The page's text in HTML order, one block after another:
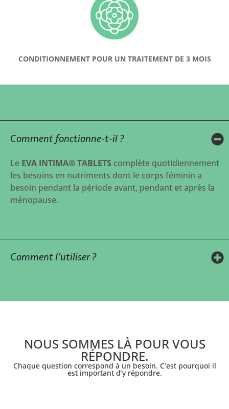
CONDITIONNEMENT POUR UN TRAITEMENT DE 3 MOIS
Comment fonctionne-t-il ?
Le EVA INTIMA® TABLETS complète quotidiennement
les besoins en nutriments dont le corps féminin a
besoin pendant la période avant, pendant et après la
ménopause.
Comment l’utiliser ?
NOUS SOMMES LÀ POUR VOUS
RÉPONDRE.
Chaque question correspond à un besoin. C’est pourquoi il
est important d’y répondre.